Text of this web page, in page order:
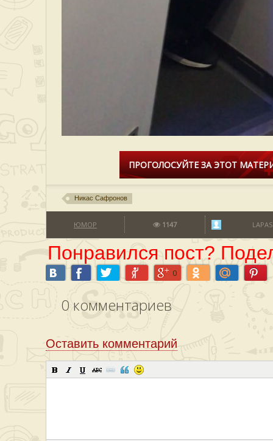
ПРОГОЛОСУЙТЕ ЗА ЭТОТ
Никас Сафронов
ЮМОР 1147 LAPAS
Понравился пост?
0
0 комментариев
Оставить комментарий